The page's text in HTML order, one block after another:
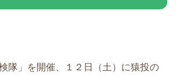
隊」を開催、１２日（土）に猿投の